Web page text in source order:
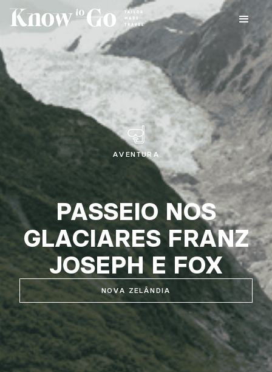
AVENTURA
PASSEIO NOS
GLACIARES FRANZ
JOSEPH E FOX
NOVA ZELÂNDIA